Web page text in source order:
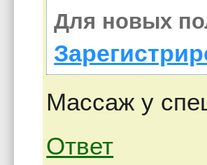
Для новых
Массаж у
Ответ